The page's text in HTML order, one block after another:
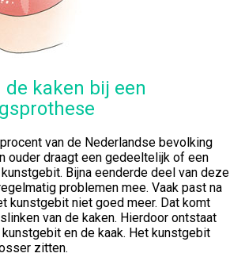
de kaken bij een
van de Nederlandse bevolking
ouder draagt een gedeeltelijk of een
kunstgebit. Bijna eenderde deel van deze
problemen mee. Vaak past na
kunstgebit niet goed meer. Dat komt
van de kaken. Hierdoor ontstaat
en de kaak. Het kunstgebit
zitten.